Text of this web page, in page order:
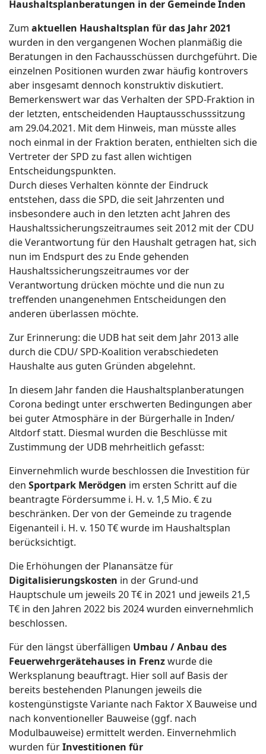
Haushaltsplanberatungen in der Gemeinde Inden
Zum aktuellen Haushaltsplan für das Jahr 2021
wurden in den vergangenen Wochen planmäßig die
Beratungen in den Fachausschüssen durchgeführt. Die
einzelnen Positionen wurden zwar häufig kontrovers
aber insgesamt dennoch konstruktiv diskutiert.
Bemerkenswert war das Verhalten der SPD-Fraktion in
der letzten, entscheidenden Hauptausschusssitzung
am 29.04.2021. Mit dem Hinweis, man müsste alles
noch einmal in der Fraktion beraten, enthielten sich die
Vertreter der SPD zu fast allen wichtigen
Entscheidungspunkten.
Durch dieses Verhalten könnte der Eindruck
entstehen, dass die SPD, die seit Jahrzenten und
insbesondere auch in den letzten acht Jahren des
Haushaltssicherungszeitraumes seit 2012 mit der CDU
die Verantwortung für den Haushalt getragen hat, sich
nun im Endspurt des zu Ende gehenden
Haushaltssicherungszeitraumes vor der
Verantwortung drücken möchte und die nun zu
treffenden unangenehmen Entscheidungen den
anderen überlassen möchte.
Zur Erinnerung: die UDB hat seit dem Jahr 2013 alle
durch die CDU/ SPD-Koalition verabschiedeten
Haushalte aus guten Gründen abgelehnt.
In diesem Jahr fanden die Haushaltsplanberatungen
Corona bedingt unter erschwerten Bedingungen aber
bei guter Atmosphäre in der Bürgerhalle in Inden/
Altdorf statt. Diesmal wurden die Beschlüsse mit
Zustimmung der UDB mehrheitlich gefasst:
Einvernehmlich wurde beschlossen die Investition für
den Sportpark Merödgen im ersten Schritt auf die
beantragte Fördersumme i. H. v. 1,5 Mio. € zu
beschränken. Der von der Gemeinde zu tragende
Eigenanteil i. H. v. 150 T€ wurde im Haushaltsplan
berücksichtigt.
Die Erhöhungen der Planansätze für
Digitalisierungskosten in der Grund-und
Hauptschule um jeweils 20 T€ in 2021 und jeweils 21,5
T€ in den Jahren 2022 bis 2024 wurden einvernehmlich
beschlossen.
Für den längst überfälligen Umbau / Anbau des
Feuerwehrgerätehauses in Frenzwurde die
Werksplanung beauftragt. Hier soll auf Basis der
bereits bestehenden Planungen jeweils die
kostengünstigste Variante nach Faktor X Bauweise und
nach konventioneller Bauweise (ggf. nach
Modulbauweise) ermittelt werden. Einvernehmlich
wurden fürInvestitionen für